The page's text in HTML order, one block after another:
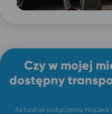
Czy w mojej
dostępny
Aktualnie połączenia